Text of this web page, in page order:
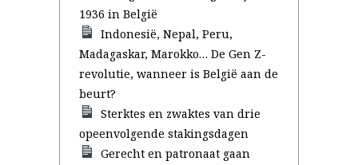
1936 in België
Indonesië, Nepal, Peru,
Madagaskar, Marokko… De Gen Z-
revolutie, wanneer is België aan de
beurt?
Sterktes en zwaktes van drie
opeenvolgende stakingsdagen
Gerecht en patronaat gaan